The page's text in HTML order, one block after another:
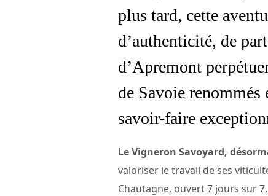
plus tard, cette
d’authenticité, de
d’Apremont
de Savoie
savoir-faire
Le Vigneron Savoyard,
valoriser le travail de ses
Chautagne, ouvert 7 jours sur